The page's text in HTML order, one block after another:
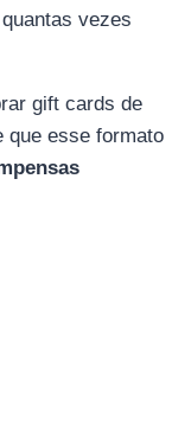
vezes
gift cards de
que esse formato